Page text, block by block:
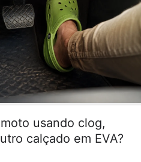
usando clog,
calçado em EVA?